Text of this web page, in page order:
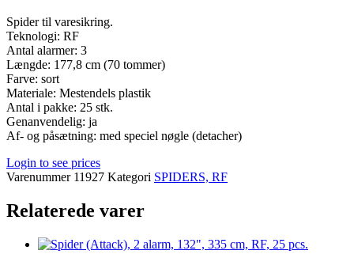
Spider til varesikring.
Teknologi: RF
Antal alarmer: 3
Længde: 177,8 cm (70 tommer)
Farve: sort
Materiale: Mestendels plastik
Antal i pakke: 25 stk.
Genanvendelig: ja
Af- og påsætning: med speciel nøgle (detacher)
Login to see prices
Varenummer 11927 Kategori SPIDERS, RF
Relaterede varer